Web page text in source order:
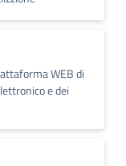
WEB di
e dei